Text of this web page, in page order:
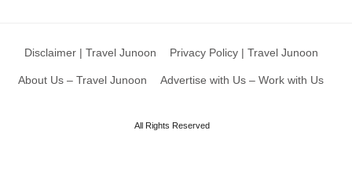
Disclaimer | Travel Junoon Privacy Policy | Travel Junoon
About Us – Travel Junoon Advertise with Us – Work with Us
All Rights Reserved